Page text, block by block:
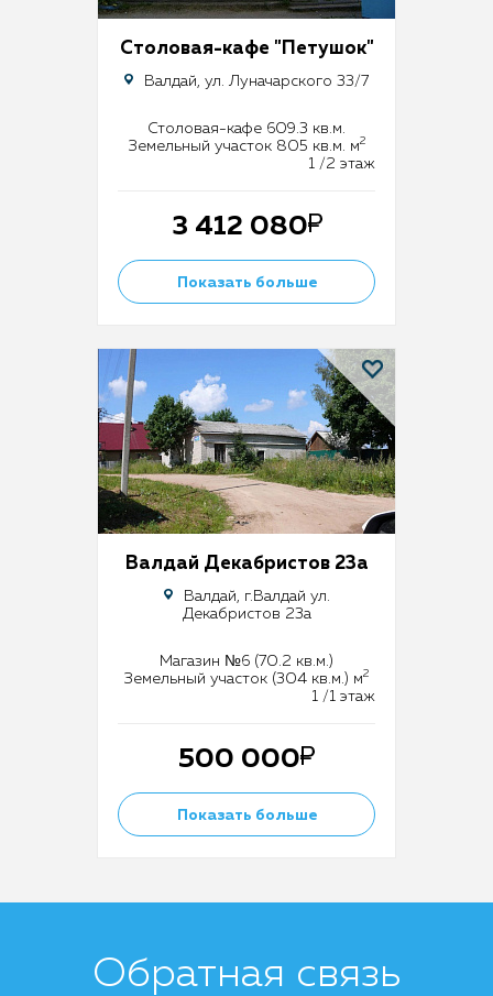
Столовая-кафе "Петушок"
Валдай, ул. Луначарского 33/7
Столовая-кафе 609.3 кв.м.
Земельный участок 805 кв.м. м2
1 /2 этаж
3 412 080
Показать больше
Валдай Декабристов 23а
Валдай, г.Валдай ул.
Декабристов 23а
Магазин №6 (70.2 кв.м.)
Земельный участок (304 кв.м.) м2
1 /1 этаж
500 000
Показать больше
Обратная связь